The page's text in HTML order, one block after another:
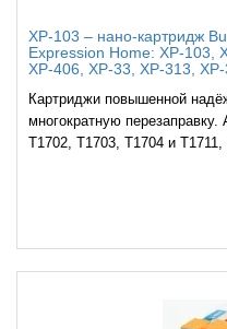
XP-103 – нано-картридж
Expression Home: XP-103,
XP-406, XP-33, XP-313,
Картриджи повышенной
многократную
T1702, T1703, T1704 и